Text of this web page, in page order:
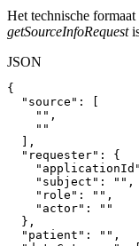
Het technische
getSourceInfoRequest
JSON
{
"source" :
[
"" ,
""
] ,
"requester" :
{
"applicationId"
"subject" : "" ,
"role" : "" ,
"actor" :
""
} ,
"patient" : "" ,